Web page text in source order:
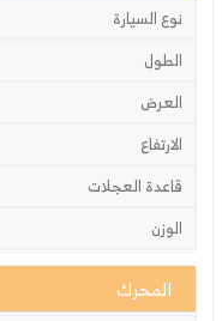
نوع السيارة
الطول
العرض
الارتفاع
قاعدة العجلات
الوزن
المحرك